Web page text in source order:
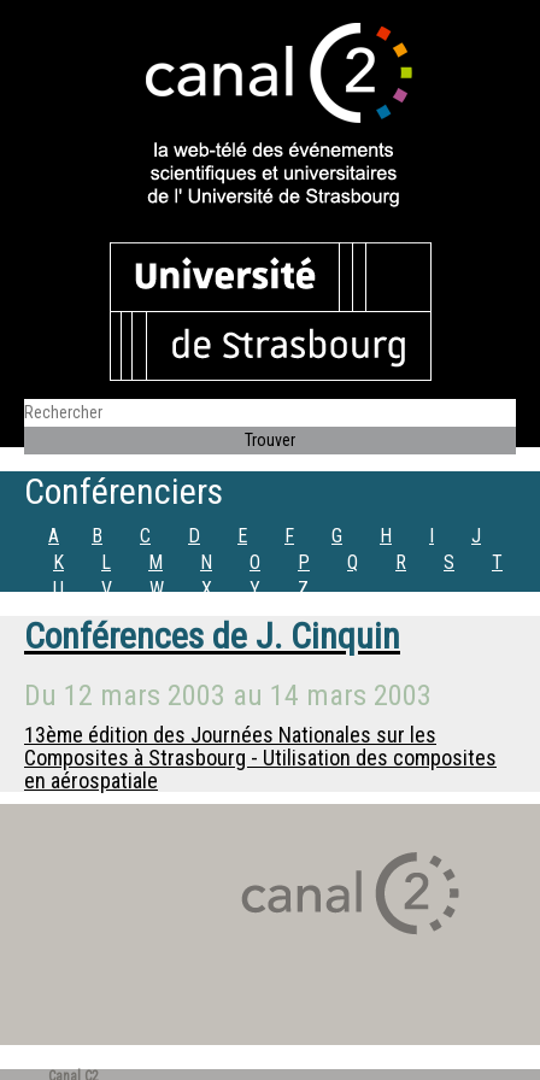
Conférenciers
A B C D E F G H I
J
K
L M N O P Q R S
T
U
V W X Y Z
Conférences de J. Cinquin
Du 12 mars 2003 au 14 mars 2003
13ème édition des Journées Nationales sur les
Composites à Strasbourg - Utilisation des composites
en aérospatiale
Canal C2